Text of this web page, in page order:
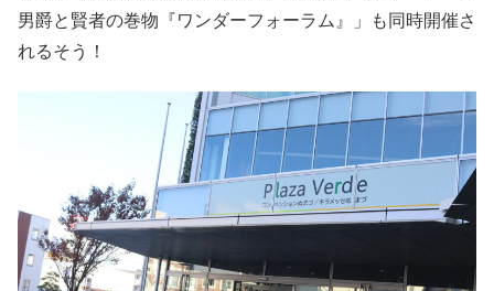
男爵と賢者の巻物『ワンダーフォーラム』」も同時開催さ
れるそう！